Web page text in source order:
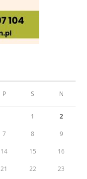
P S N
1 2
7 8 9
14 15 16
21 22 23